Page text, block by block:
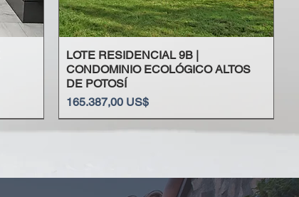
LOTE RESIDENCIAL 9B |
CONDOMINIO ECOLÓGICO ALTOS
DE POTOSÍ
Precio
165.387,00 US$